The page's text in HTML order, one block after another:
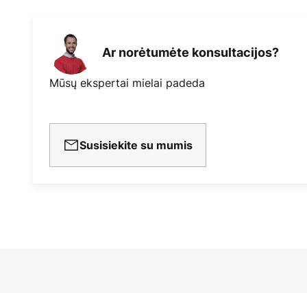
Ar norėtumėte konsultacijos?
Mūsų ekspertai mielai padeda
Susisiekite su mumis